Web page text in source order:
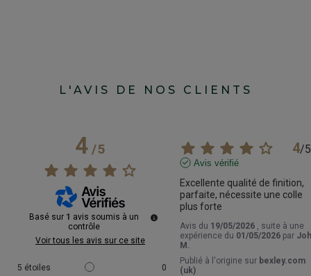
L'AVIS DE NOS CLIENTS
4/5
Basé sur 1 avis soumis à un
contrôle
Voir tous les avis sur ce site
5 étoiles
0
4/5
Avis vérifié
Excellente qualité de finition,
parfaite, nécessite une colle
plus forte
Avis du 19/05/2026
, suite à une
expérience du 01/05/2026 par
M.
Publié à l'origine sur bexley.com
(uk)